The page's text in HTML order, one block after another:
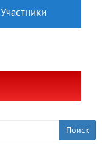
Участники